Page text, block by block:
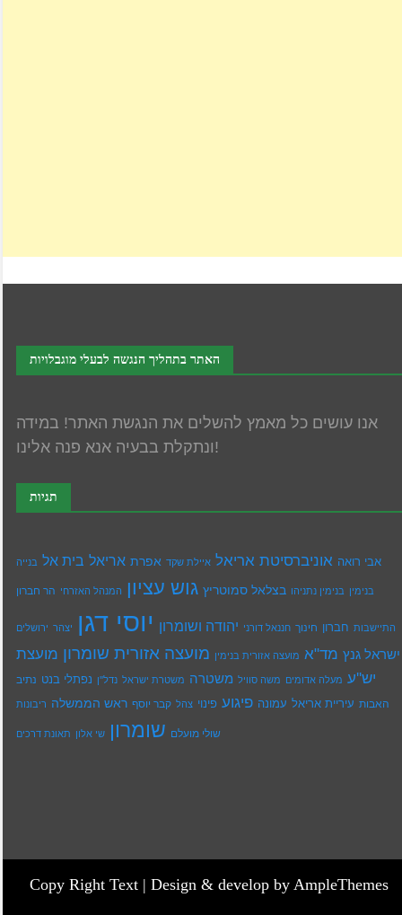
האתר בתהליך הנגשה לבעלי מוגבלויות
אנו עושים כל מאמץ להשלים את הנגשת האתר! במידה
ונתקלת בבעיה אנא פנה אלינו!
תגיות
אבי רואה אוניברסיטת אריאל איילת שקד אפרת אריאל בית אל בנייה
בנימין בנימין נתניהו בצלאל סמוטריץ גוש עציון המנהל האזרחי הר חברון
התיישבות חברון חינוך חננאל דורני יהודה ושומרון יוסי דגן יצהר ירושלים
ישראל גנץ מד"א מועצה אזורית בנימין מועצה אזורית שומרון מועצת
יש''ע מעלה אדומים משה סוויל משטרה משטרת ישראל נדל''ן נפתלי בנט נתיב
האבות עיריית אריאל עמונה פיגוע פינוי צהל קבר יוסף ראש הממשלה ריבונות
שולי מועלם שומרון שי אלון תאונת דרכים
Copy Right Text | Design & develop by AmpleThemes